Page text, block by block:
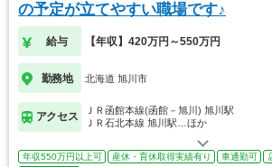
の予定が立てやすい職場です♪
給与 【年収】420万円～550万円
勤務地 北海道 旭川市
アクセス
ＪＲ函館本線(函館－旭川) 旭川駅
ＪＲ石北本線 旭川駅…ほか
年収550万円以上可 産休・育休取得実績有り 車通勤可